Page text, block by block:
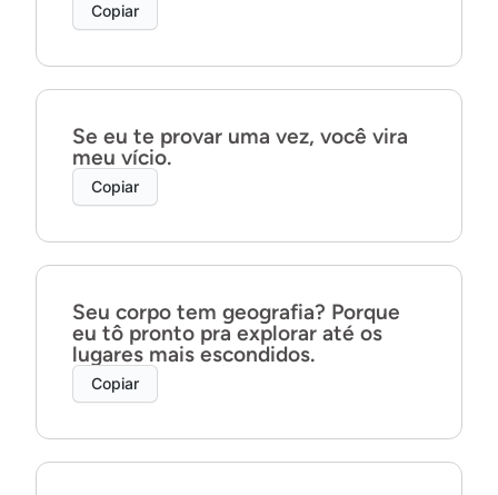
Copiar
Se eu te provar uma vez, você vira
meu vício.
Copiar
Seu corpo tem geografia? Porque
eu tô pronto pra explorar até os
lugares mais escondidos.
Copiar